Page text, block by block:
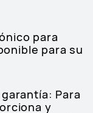
para
para su
Para
y